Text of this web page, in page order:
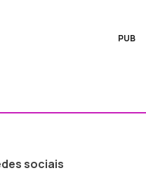
PUB
sociais